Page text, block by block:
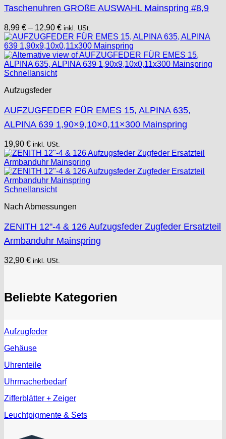
Taschenuhren GROßE AUSWAHL Mainspring #8,9
8,99 € – 12,90 € inkl. USt.
Schnellansicht
Aufzugsfeder
AUFZUGFEDER FÜR EMES 15, ALPINA 635,
ALPINA 639 1,90×9,10×0,11×300 Mainspring
19,90 € inkl. USt.
Schnellansicht
Nach Abmessungen
ZENITH 12"-4 & 126 Aufzugsfeder Zugfeder Ersatzteil
Armbanduhr Mainspring
32,90 € inkl. USt.
Beliebte Kategorien
Aufzugfeder
Gehäuse
Uhrenteile
Uhrmacherbedarf
Zifferblätter + Zeiger
Leuchtpigmente & Sets